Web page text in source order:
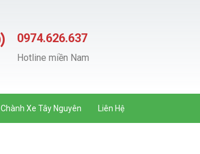
0974.626.637
Hotline miền Nam
Chành Xe Tây Nguyên Liên Hệ